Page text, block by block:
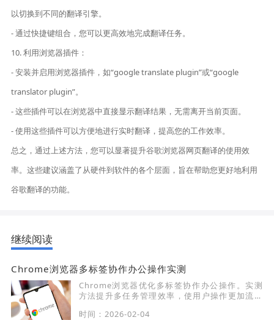
以切换到不同的翻译引擎。
- 通过快捷键组合，您可以更高效地完成翻译任务。
10. 利用浏览器插件：
- 安装并启用浏览器插件，如“google translate plugin”或“google
translator plugin”。
- 这些插件可以在浏览器中直接显示翻译结果，无需离开当前页面。
- 使用这些插件可以方便地进行实时翻译，提高您的工作效率。
总之，通过上述方法，您可以显著提升谷歌浏览器网页翻译的使用效
率。这些建议涵盖了从硬件到软件的各个层面，旨在帮助您更好地利用
谷歌翻译的功能。
继续阅读
Chrome浏览器多标签协作办公操作实测
Chrome浏览器优化多标签协作办公操作。实测
方法提升多任务管理效率，使用户操作更加流畅
时间：2026-02-04